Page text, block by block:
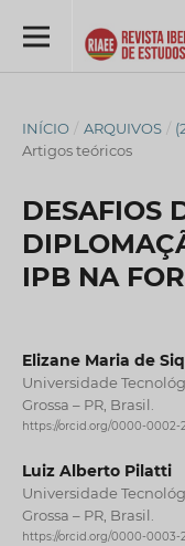
INÍCIO / ARQUIVOS /
Artigos teóricos
DESAFIOS
IPB NA
Elizane Maria de
Universidade
Grossa – PR, Brasil.
https://orcid.org/0000-0002-
Luiz Alberto Pilatti
Universidade
Grossa – PR, Brasil.
https://orcid.org/0000-0003-